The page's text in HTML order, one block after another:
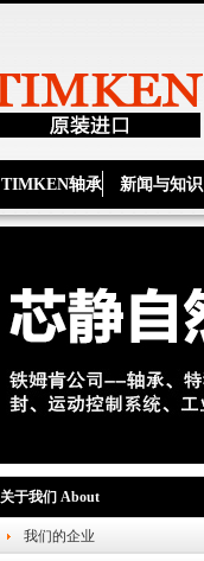
TIMKEN轴承 新闻与知识
关于我们 About
我们的企业